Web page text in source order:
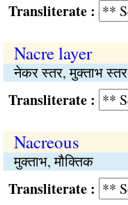
:
Nacre layer
नेकर स्तर, मुक्ताभ स्तर
:
Nacreous
मुक्ताभ, मौक्तिक
: